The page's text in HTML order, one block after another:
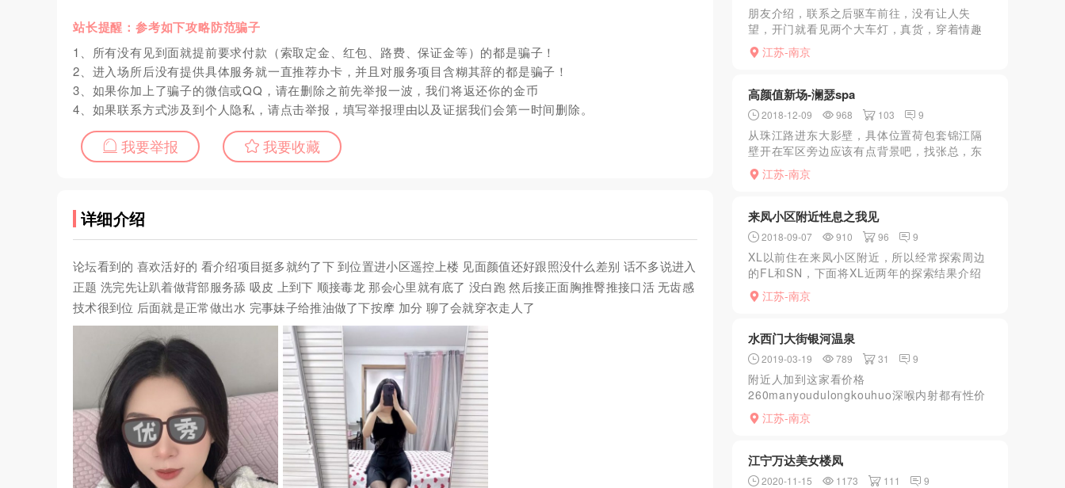
站长提醒：参考如下攻略防范骗子
1、所有没有见到面就提前要求付款（索取定金、红包、路费、保证金等）的都是骗子！
2、进入场所后没有提供具体服务就一直推荐办卡，并且对服务项目含糊其辞的都是骗子！
3、如果你加上了骗子的微信或QQ，请在删除之前先举报一波，我们将返还你的金币
4、如果联系方式涉及到个人隐私，请点击举报，填写举报理由以及证据我们会第一时间删除。
我要举报 我要收藏
详细介绍
论坛看到的 喜欢活好的 看介绍项目挺多就约了下 到位置进小区遥控上楼 见面颜值还好跟照没什么差别 话不多说进入
正题 洗完先让趴着做背部服务舔 吸皮 上到下 顺接毒龙 那会心里就有底了 没白跑 然后接正面胸推臀推接口活 无齿感
技术很到位 后面就是正常做出水 完事妹子给推油做了下按摩 加分 聊了会就穿衣走人了
朋友介绍，联系之后驱车前往，没有让人失
望，开门就看见两个大车灯，真货，穿着情趣
内衣，我也没闲着，舜间就来感觉了，之后就
是天翻地覆
江苏-南京
高颜值新场-澜瑟spa
2018-12-09 968 103 9
从珠江路进东大影壁，具体位置荷包套锦江隔
壁开在军区旁边应该有点背景吧，找张总，东
北小伙子是店长，很亲切！整体装修不错，就
是房间没有盥洗盆，也没有电视店里10来个妹
江苏-南京
来凤小区附近性息之我见
2018-09-07 910 96 9
XL以前住在来凤小区附近，所以经常探索周边
的FL和SN，下面将XL近两年的探索结果介绍
给各位LY。来凤街中段有一家，就在卖烧饼的
隔壁，里面XJ都是东北的，年龄在25-35之间
江苏-南京
水西门大街银河温泉
2019-03-19 789 31 9
附近人加到这家看价格
260manyoudulongkouhuo深喉内射都有性价
比较高驱车前往洗完包间等JS悲催了颜值低，
年龄大好不容易凑活选了一个服务还可以特别
江苏-南京
江宁万达美女楼凤
2020-11-15 1173 111 9